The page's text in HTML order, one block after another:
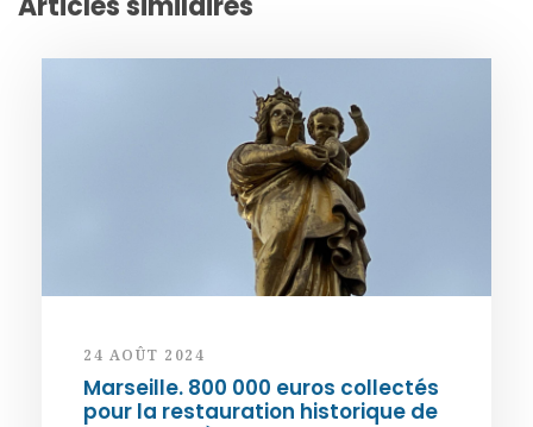
24 AOÛT 2024
Marseille. 800 000 euros collectés
pour la restauration historique de